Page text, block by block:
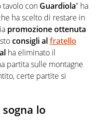
tavolo con Guardiola” ha
ha scelto di restare in
promozione ottenuta
consigli alfratello
ha eliminato il
partita sulle montagne
certe partite si
lo